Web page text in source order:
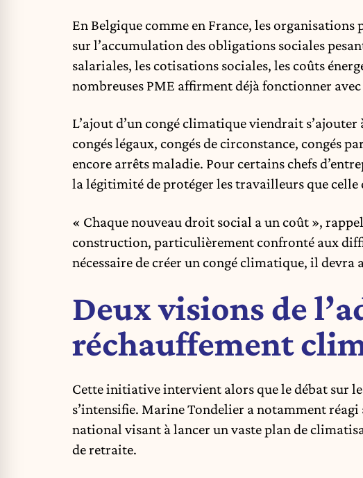
En Belgique comme en France, les
sur l’accumulation des obligations sociales
salariales, les cotisations sociales, les coûts
nombreuses PME affirment déjà fonctionner avec
L’ajout d’un congé climatique viendrait
congés légaux, congés de circonstance, congés
encore arrêts maladie. Pour certains chefs
la légitimité de protéger les travailleurs que
« Chaque nouveau droit social a un coût »,
construction, particulièrement confronté aux
nécessaire de créer un congé climatique, il devra
Deux visions de
réchauffement
Cette initiative intervient alors que le débat sur
s’intensifie. Marine Tondelier a notamment
national visant à lancer un vaste plan de
de retraite.